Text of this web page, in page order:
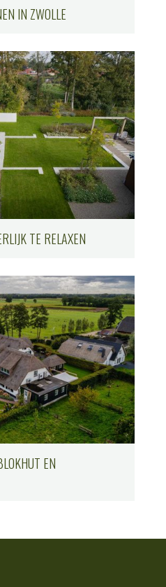
IN ZWOLLE
TE RELAXEN
EN